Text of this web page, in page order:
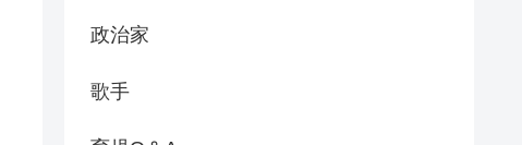
政治家
歌手